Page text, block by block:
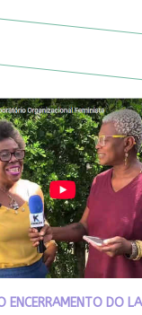
ENCERRAMENTO DO